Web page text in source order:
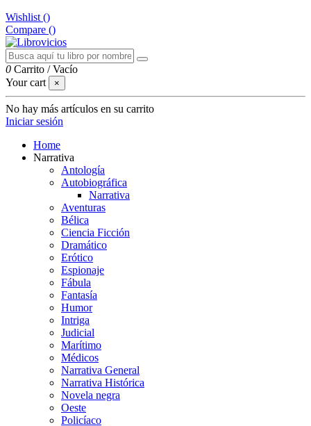
Wishlist ()
Compare ()
0 Carrito /Vacío
Your cart
×
No hay más artículos en su carrito
Iniciar sesión
Home
Narrativa
Antología
Autobiográfica
Narrativa
Aventuras
Bélica
Ciencia Ficción
Dramático
Erótico
Espionaje
Fábula
Fantasía
Humor
Intriga
Judicial
Marítimo
Médicos
Narrativa General
Narrativa Histórica
Novela negra
Oeste
Policíaco